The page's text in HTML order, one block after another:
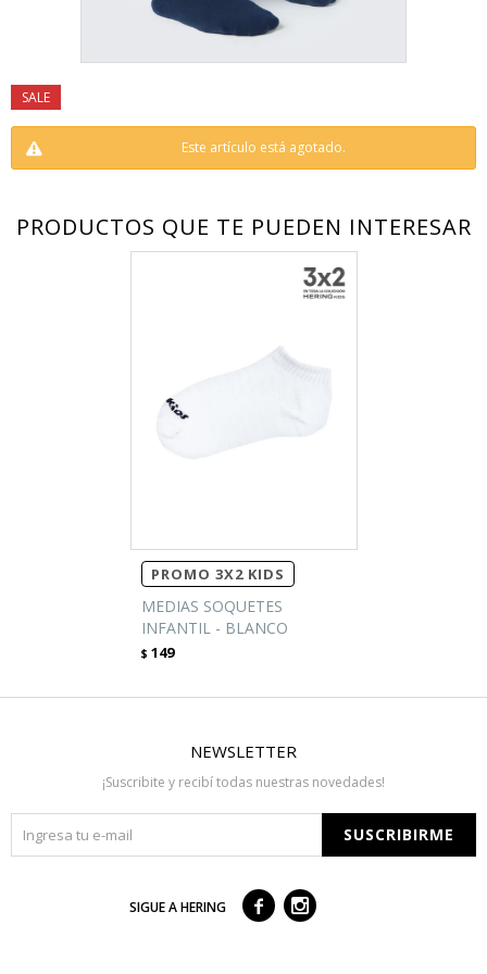
Este artículo está agotado.
PRODUCTOS QUE TE PUEDEN INTERESAR
PROMO 3X2 KIDS
MEDIAS SOQUETES
INFANTIL - BLANCO
$ 149
NEWSLETTER
¡Suscribite y recibí todas nuestras novedades!
SUSCRIBIRME
SIGUE A HERING  